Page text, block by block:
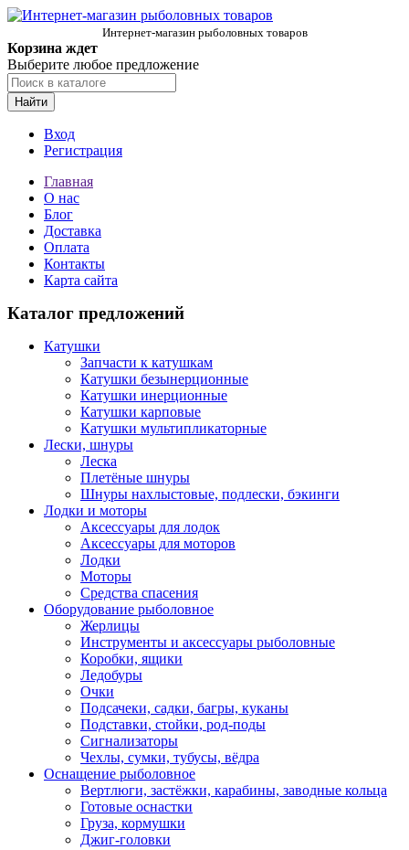
Интернет-магазин рыболовных товаров
Корзина ждет
Выберите любое предложение
Найти
Вход
Регистрация
Главная
О нас
Блог
Доставка
Оплата
Контакты
Карта сайта
Каталог предложений
Катушки
Запчасти к катушкам
Катушки безынерционные
Катушки инерционные
Катушки карповые
Катушки мультипликаторные
Лески, шнуры
Леска
Плетёные шнуры
Шнуры нахлыстовые, подлески, бэкинги
Лодки и моторы
Аксессуары для лодок
Аксессуары для моторов
Лодки
Моторы
Средства спасения
Оборудование рыболовное
Жерлицы
Инструменты и аксессуары рыболовные
Коробки, ящики
Ледобуры
Очки
Подсачеки, садки, багры, куканы
Подставки, стойки, род-поды
Сигнализаторы
Чехлы, сумки, тубусы, вёдра
Оснащение рыболовное
Вертлюги, застёжки, карабины, заводные кольца
Готовые оснастки
Груза, кормушки
Джиг-головки